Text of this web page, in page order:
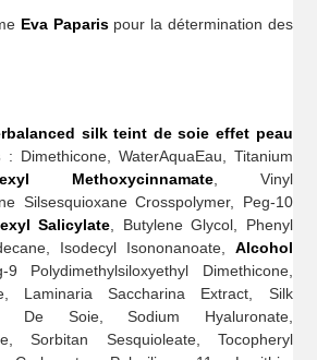
Eva Paparispour la détermination des
silk teint de soie effet peau
: Dimethicone, WaterAquaEau, Titanium
Methoxycinnamate, Vinyl
Silsesquioxane Crosspolymer, Peg-10
Salicylate , Butylene Glycol, Phenyl
Isodecyl Isononanoate, Alcohol
Polydimethylsiloxyethyl Dimethicone,
Laminaria Saccharina Extract, Silk
De Soie, Sodium Hyaluronate,
Sorbitan Sesquioleate, Tocopheryl